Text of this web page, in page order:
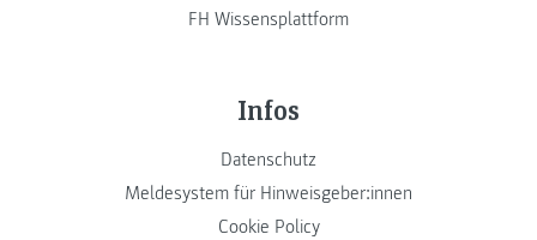
FH Wissensplattform
Infos
Datenschutz
Meldesystem für Hinweisgeber:innen
Cookie Policy